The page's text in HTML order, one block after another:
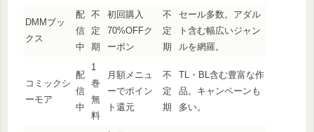
DMMブッ
クス
配
信
中
不
定
期
初回購入
70%OFFク
ーポン
不
定
期
セール多数。アダル
ト含む幅広いジャン
ルを網羅。
コミックシ
ーモア
配
信
中
1
巻
無
料
月額メニュ
ーでポイン
ト還元
不
定
期
TL・BL含む豊富な作
品。キャンペーンも
多い。